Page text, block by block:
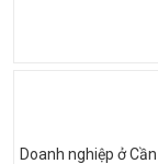
Doanh nghiệp ở